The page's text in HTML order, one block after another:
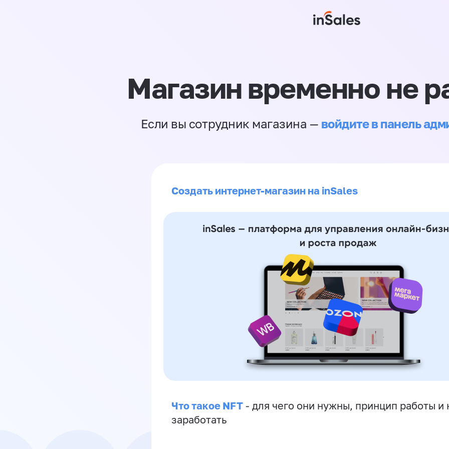
Магазин временно не
Если вы сотрудник магазина — войдите в панель
Создать интернет-магазин на inSales
Что такое NFT - для чего они нужны, принцип работы и
заработать